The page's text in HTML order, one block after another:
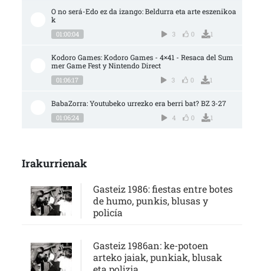
O no será-Edo ez da izango: Beldurra eta arte eszenikoa
k
01:00:04 3 0 1
Kodoro Games: Kodoro Games - 4×41 - Resaca del Sum
mer Game Fest y Nintendo Direct
01:06:17 3 0 1
BabaZorra: Youtubeko urrezko era berri bat? BZ 3-27
01:06:24 4 0 1
Irakurrienak
Gasteiz 1986: fiestas entre botes
de humo, punkis, blusas y
policía
Gasteiz 1986an: ke-potoen
arteko jaiak, punkiak, blusak